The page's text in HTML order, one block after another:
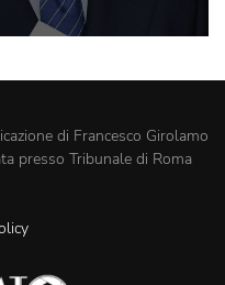
di Francesco Girolamo
presso Tribunale di Roma